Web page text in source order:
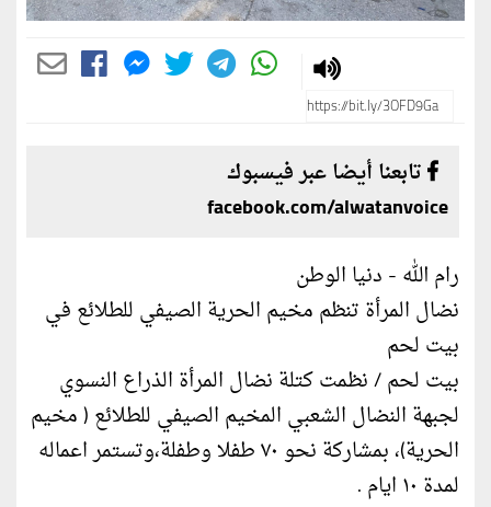
تابعنا أيضا عبر فيسبوك
facebook.com/alwatanvoice
رام الله - دنيا الوطن
نضال المرأة تنظم مخيم الحرية الصيفي للطلائع في
بيت لحم
بيت لحم / نظمت كتلة نضال المرأة الذراع النسوي
لجبهة النضال الشعبي المخيم الصيفي للطلائع ( مخيم
الحرية)، بمشاركة نحو ٧٠ طفلا وطفلة،وتستمر اعماله
لمدة ١٠ ايام .